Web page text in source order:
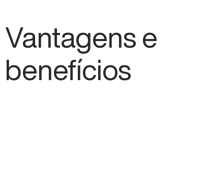
Vantagens e
benefícios